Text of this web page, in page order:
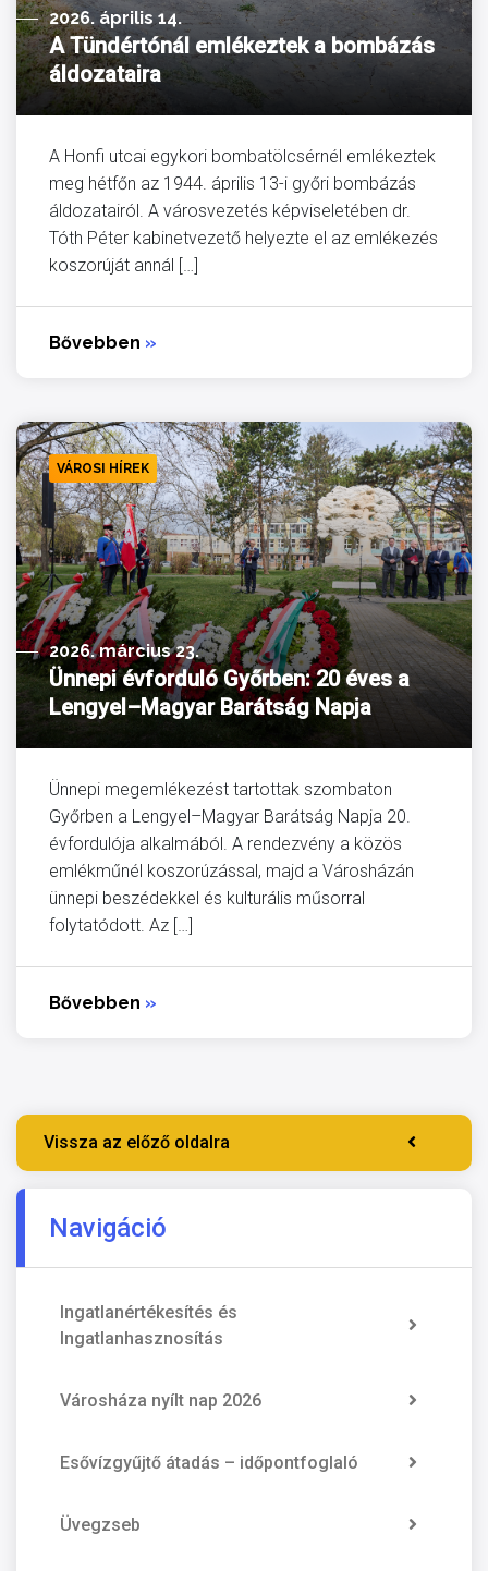
2026. április 14.
A Tündértónál emlékeztek a bombázás
áldozataira
A Honfi utcai egykori bombatölcsérnél emlékeztek
meg hétfőn az 1944. április 13-i győri bombázás
áldozatairól. A városvezetés képviseletében dr.
Tóth Péter kabinetvezető helyezte el az emlékezés
koszorúját annál […]
Bővebben »
VÁROSI HÍREK
2026. március 23.
Ünnepi évforduló Győrben: 20 éves a
Lengyel–Magyar Barátság Napja
Ünnepi megemlékezést tartottak szombaton
Győrben a Lengyel–Magyar Barátság Napja 20.
évfordulója alkalmából. A rendezvény a közös
emlékműnél koszorúzással, majd a Városházán
ünnepi beszédekkel és kulturális műsorral
folytatódott. Az […]
Bővebben »
Vissza az előző oldalra
Navigáció
Ingatlanértékesítés és
Ingatlanhasznosítás
Városháza nyílt nap 2026
Esővízgyűjtő átadás – időpontfoglaló
Üvegzseb